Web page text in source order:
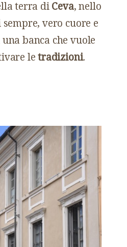
terra diCeva, nello
vero cuore e
banca che vuole
letradizioni.